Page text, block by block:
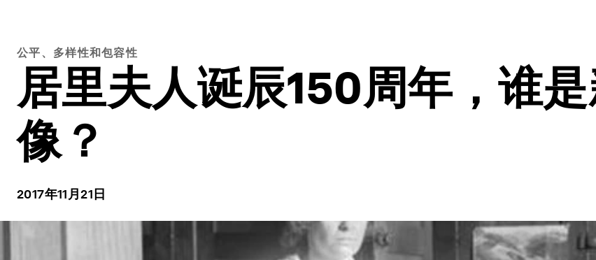
公平、多样性和包容性
居里夫人诞辰150周年，谁
像？
2017年11月21日